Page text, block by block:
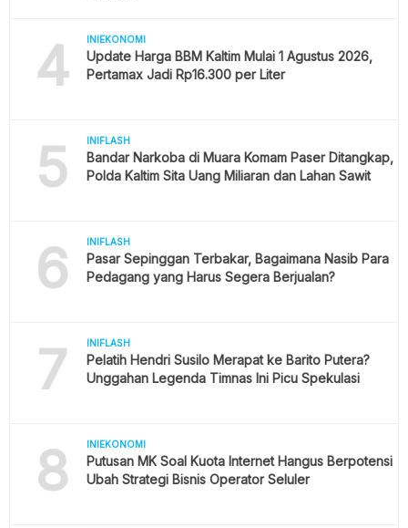
4 INIEKONOMI
Update Harga BBM Kaltim Mulai 1 Agustus 2026,
Pertamax Jadi Rp16.300 per Liter
5 INIFLASH
Bandar Narkoba di Muara Komam Paser Ditangkap,
Polda Kaltim Sita Uang Miliaran dan Lahan Sawit
6 INIFLASH
Pasar Sepinggan Terbakar, Bagaimana Nasib Para
Pedagang yang Harus Segera Berjualan?
7 INIFLASH
Pelatih Hendri Susilo Merapat ke Barito Putera?
Unggahan Legenda Timnas Ini Picu Spekulasi
8 INIEKONOMI
Putusan MK Soal Kuota Internet Hangus Berpotensi
Ubah Strategi Bisnis Operator Seluler